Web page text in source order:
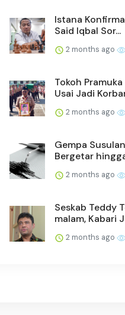
Istana
Said Iqbal Sor...
2 months ago
Tokoh
Usai Jadi
2 months ago
Gempa
Bergetar
2 months ago
Seskab Teddy
malam, Kabari
2 months ago